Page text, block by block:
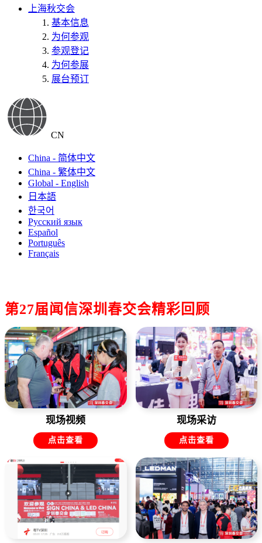
上海秋交会
基本信息
为何参观
参观登记
为何参展
展台预订
CN
China - 简体中文
China - 繁体中文
Global - English
日本語
한국어
Русский язык
Español
Português
Français
第27届闻信深圳春交会精彩回顾
现场视频
点击查看
现场采访
点击查看